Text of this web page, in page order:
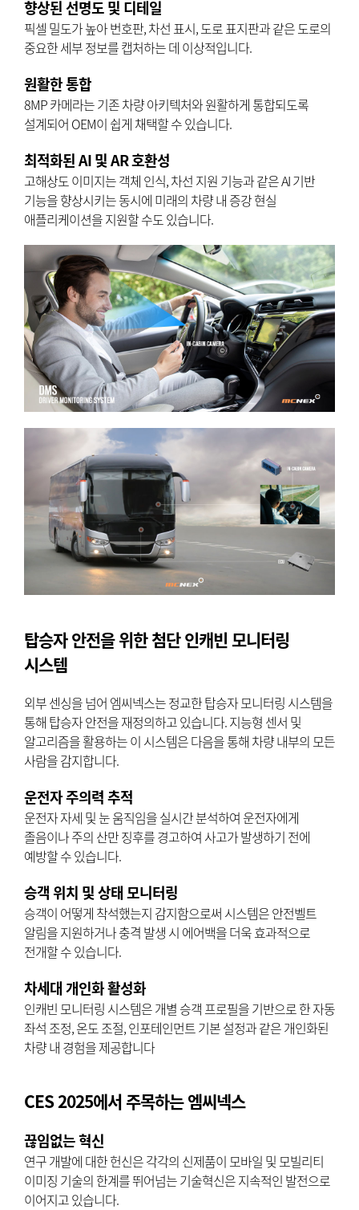
향상된 선명도 및 디테일
픽셀 밀도가 높아 번호판, 차선 표시, 도로 표지판과 같은 도로의
중요한 세부 정보를 캡처하는 데 이상적입니다.
원활한 통합
8MP 카메라는 기존 차량 아키텍처와 원활하게 통합되도록
설계되어 OEM이 쉽게 채택할 수 있습니다.
최적화된 AI 및 AR 호환성
고해상도 이미지는 객체 인식, 차선 지원 기능과 같은 AI 기반
기능을 향상시키는 동시에 미래의 차량 내 증강 현실
애플리케이션을 지원할 수도 있습니다.
탑승자 안전을 위한 첨단 인캐빈 모니터링
시스템
외부 센싱을 넘어 엠씨넥스는 정교한 탑승자 모니터링 시스템을
통해 탑승자 안전을 재정의하고 있습니다. 지능형 센서 및
알고리즘을 활용하는 이 시스템은 다음을 통해 차량 내부의 모든
사람을 감지합니다.
운전자 주의력 추적
운전자 자세 및 눈 움직임을 실시간 분석하여 운전자에게
졸음이나 주의 산만 징후를 경고하여 사고가 발생하기 전에
예방할 수 있습니다.
승객 위치 및 상태 모니터링
승객이 어떻게 착석했는지 감지함으로써 시스템은 안전벨트
알림을 지원하거나 충격 발생 시 에어백을 더욱 효과적으로
전개할 수 있습니다.
차세대 개인화 활성화
인캐빈 모니터링 시스템은 개별 승객 프로필을 기반으로 한 자동
좌석 조정, 온도 조절, 인포테인먼트 기본 설정과 같은 개인화된
차량 내 경험을 제공합니다
CES 2025에서 주목하는 엠씨넥스
끊임없는 혁신
연구 개발에 대한 헌신은 각각의 신제품이 모바일 및 모빌리티
이미징 기술의 한계를 뛰어넘는 기술혁신은 지속적인 발전으로
이어지고 있습니다.